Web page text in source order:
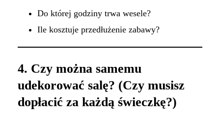
Do której godziny trwa wesele?
Ile kosztuje przedłużenie zabawy?
4. Czy można samemu
udekorować salę? (Czy musisz
dopłacić za każdą świeczkę?)